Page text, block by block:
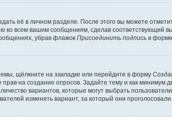
её в личном разделе. После этого вы можете
ко всем вашим сообщениям, сделав
убрав флажок Присоединить подпись в
щёлкните на закладке или перейдите в форму
на создание опросов. Задайте тему и как минимум
вариантов, которые могут выбрать
изменять вариант, за который они проголосовали.